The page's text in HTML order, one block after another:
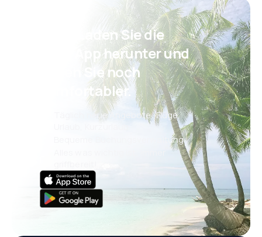
Psst! Laden Sie die
eSky App herunter und
reisen Sie noch
komfortabler.
Täglich neue Angebote: Flüge,
Bequeme Buchungsverwaltung